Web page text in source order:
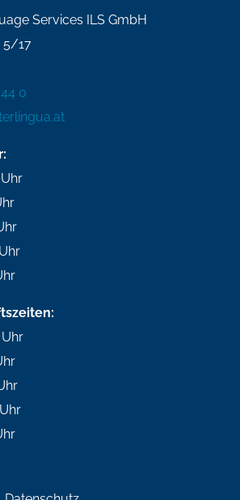
Services ILS GmbH
5/17
0
Uhr